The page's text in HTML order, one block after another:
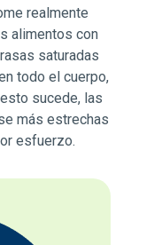
realmente
alimentos con
saturadas
todo el cuerpo,
sucede, las
más estrechas
esfuerzo.